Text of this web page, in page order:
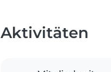
Aktivitäten